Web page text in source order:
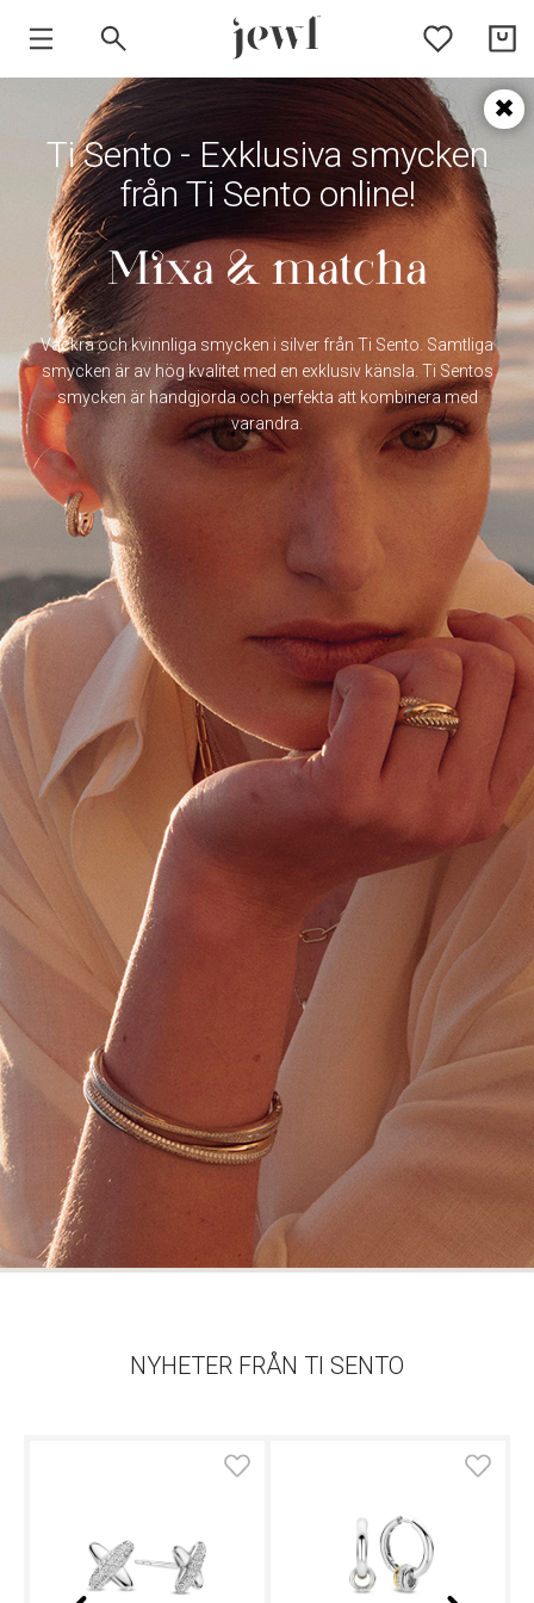
SMYCKEN
VARUMÄRKEN
Ti Sento - Exklusiva smycken
från Ti Sento online!
Mixa & matcha
Vackra och kvinnliga smycken i silver från Ti Sento. Samtliga
smycken är av hög kvalitet med en exklusiv känsla. Ti Sentos
smycken är handgjorda och perfekta att kombinera med
varandra.
NYHETER FRÅN TI SENTO